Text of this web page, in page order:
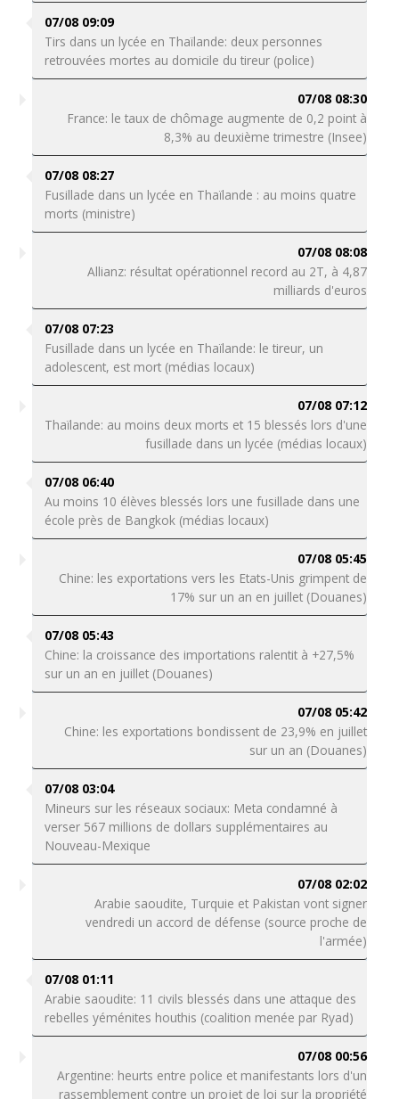
07/08 09:09
Tirs dans un lycée en Thaïlande: deux personnes
retrouvées mortes au domicile du tireur (police)
07/08 08:30
France: le taux de chômage augmente de 0,2 point à
8,3% au deuxième trimestre (Insee)
07/08 08:27
Fusillade dans un lycée en Thaïlande : au moins quatre
morts (ministre)
07/08 08:08
Allianz: résultat opérationnel record au 2T, à 4,87
milliards d'euros
07/08 07:23
Fusillade dans un lycée en Thaïlande: le tireur, un
adolescent, est mort (médias locaux)
07/08 07:12
Thaïlande: au moins deux morts et 15 blessés lors d'une
fusillade dans un lycée (médias locaux)
07/08 06:40
Au moins 10 élèves blessés lors une fusillade dans une
école près de Bangkok (médias locaux)
07/08 05:45
Chine: les exportations vers les Etats-Unis grimpent de
17% sur un an en juillet (Douanes)
07/08 05:43
Chine: la croissance des importations ralentit à +27,5%
sur un an en juillet (Douanes)
07/08 05:42
Chine: les exportations bondissent de 23,9% en juillet
sur un an (Douanes)
07/08 03:04
Mineurs sur les réseaux sociaux: Meta condamné à
verser 567 millions de dollars supplémentaires au
Nouveau-Mexique
07/08 02:02
Arabie saoudite, Turquie et Pakistan vont signer
vendredi un accord de défense (source proche de
l'armée)
07/08 01:11
Arabie saoudite: 11 civils blessés dans une attaque des
rebelles yéménites houthis (coalition menée par Ryad)
07/08 00:56
Argentine: heurts entre police et manifestants lors d'un
rassemblement contre un projet de loi sur la propriété